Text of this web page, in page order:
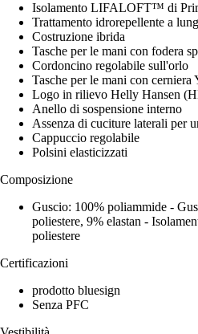
Isolamento LIFALOFT™ di
Trattamento idrorepellente a
Costruzione ibrida
Tasche per le mani con fodera
Cordoncino regolabile sull'orlo
Tasche per le mani con
Logo in rilievo Helly Hansen
Anello di sospensione interno
Assenza di cuciture laterali per
Cappuccio regolabile
Polsini elasticizzati
Composizione
Guscio: 100% poliammide -
poliestere, 9% elastan -
poliestere
Certificazioni
prodotto bluesign
Senza PFC